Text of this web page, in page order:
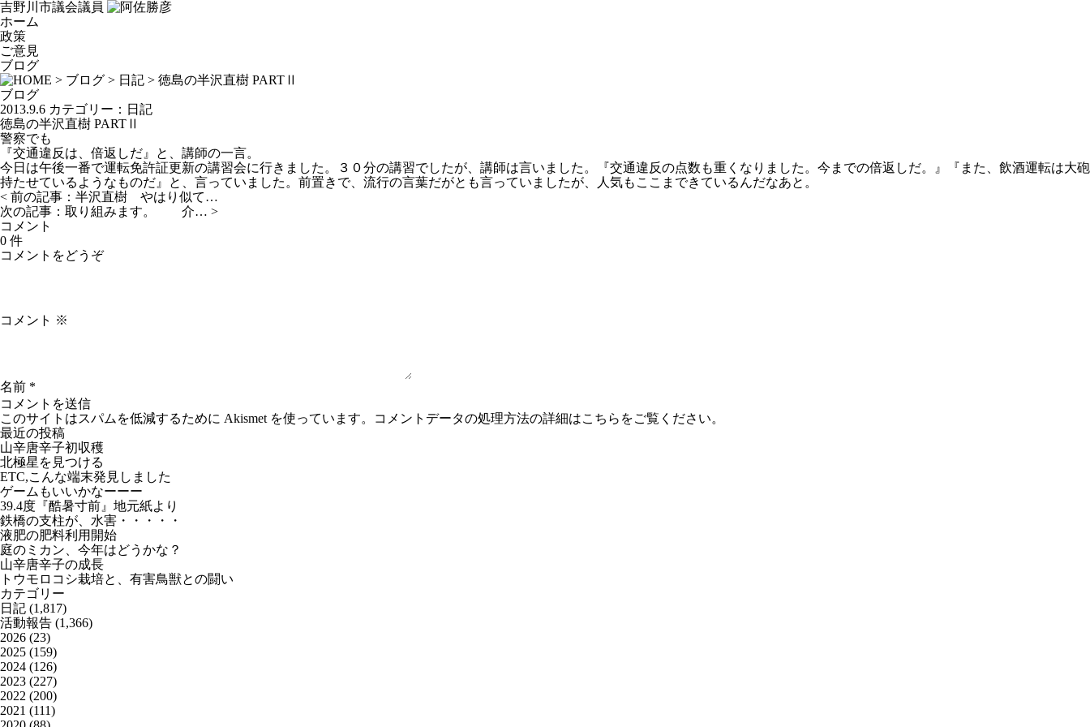
吉野川市議会議員
ホーム
政策
ご意見
ブログ
> ブログ > 日記 > 徳島の半沢直樹 PARTⅡ
ブログ
2013.9.6 カテゴリー： 日記
徳島の半沢直樹 PARTⅡ
警察でも
『交通違反は、倍返しだ』と、講師の一言。
今日は午後一番で運転免許証更新の講習会に行きました。３０分の講習でしたが、講師は言いました。『交通違反の点数も重くなりました。今までの倍返しだ。』『また、飲酒運転は大砲
持たせているようなものだ』と、言っていました。前置きで、流行の言葉だがとも言っていましたが、人気もここまできているんだなあと。
< 前の記事： 半沢直樹 やはり似て…
次の記事： 取り組みます。 介… >
コメント
0 件
コメントをどうぞ
コメント ※
名前 *
このサイトはスパムを低減するために Akismet を使っています。 コメントデータの処理方法の詳細はこちらをご覧ください。
最近の投稿
山辛唐辛子初収穫
北極星を見つける
ETC,こんな端末発見しました
ゲームもいいかなーーー
39.4度『酷暑寸前』地元紙より
鉄橋の支柱が、水害・・・・・
液肥の肥料利用開始
庭のミカン、今年はどうかな？
山辛唐辛子の成長
トウモロコシ栽培と、有害鳥獣との闘い
カテゴリー
日記 (1,817)
活動報告 (1,366)
2026 (23)
2025 (159)
2024 (126)
2023 (227)
2022 (200)
2021 (111)